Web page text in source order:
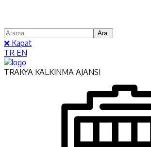
❌ Kapat
TR EN
TRAKYA KALKINMA AJANSI